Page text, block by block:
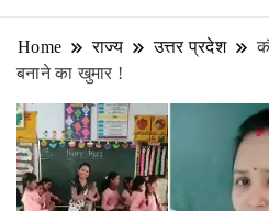
Home राज्य उत्तर प्रदेश
बनाने का खुमार !